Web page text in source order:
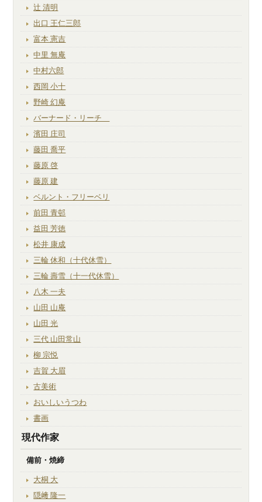
辻 清明
出口 王仁三郎
富本 憲吉
中里 無庵
中村六郎
西岡 小十
野崎 幻庵
バーナード・リーチ
濱田 庄司
藤田 喬平
藤原 啓
藤原 建
ベルント・フリーベリ
前田 青邨
益田 芳徳
松井 康成
三輪 休和（十代休雪）
三輪 壽雪（十一代休雪）
八木 一夫
山田 山庵
山田 光
三代 山田常山
柳 宗悦
吉賀 大眉
古美術
おいしいうつわ
書画
現代作家
備前・焼締
大桐 大
隠﨑 隆一